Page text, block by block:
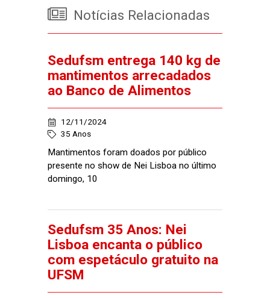
Notícias Relacionadas
Sedufsm entrega 140 kg de
mantimentos arrecadados
ao Banco de Alimentos
12/11/2024
35 Anos
Mantimentos foram doados por público
presente no show de Nei Lisboa no último
domingo, 10
Sedufsm 35 Anos: Nei
Lisboa encanta o público
com espetáculo gratuito na
UFSM